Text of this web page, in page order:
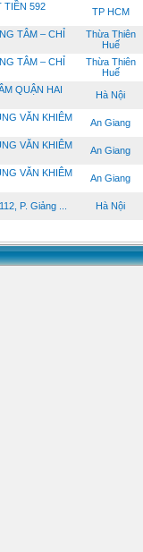
TIỀN 592
TP HCM
TÂM – CHỈ
Thừa Thiên
Huế
TÂM – CHỈ
Thừa Thiên
Huế
QUẬN HAI
Hà Nội
VĂN KHIÊM
An Giang
VĂN KHIÊM
An Giang
VĂN KHIÊM
An Giang
P. Giảng ... Hà Nội